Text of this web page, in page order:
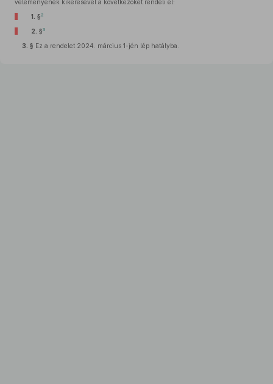
véleményének kikérésével a következőket rendeli el:
1. §2
2. §3
3. § Ez a rendelet 2024. március 1-jén lép hatályba.